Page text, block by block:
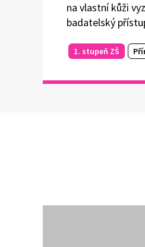
na vlastní kůži
badatelský
1. stupeň ZŠ